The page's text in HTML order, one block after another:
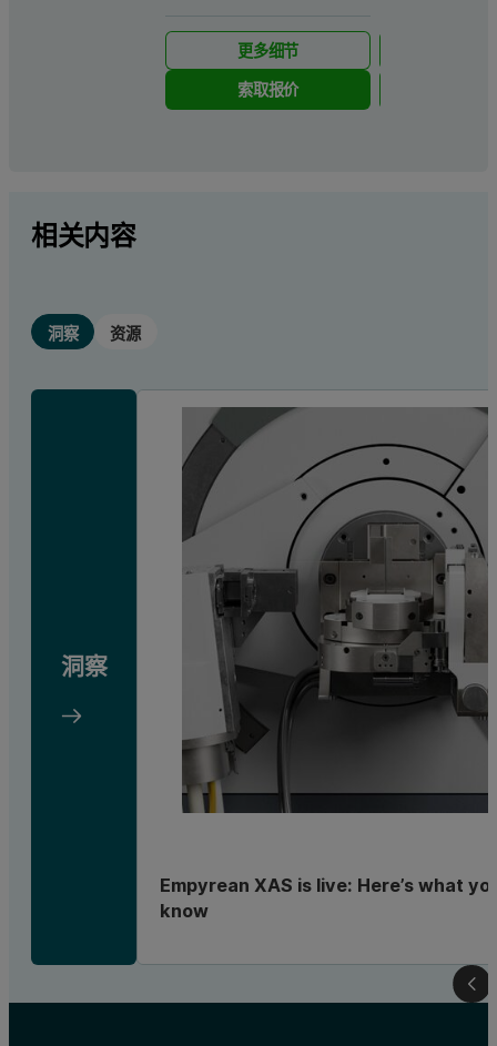
更多细节
索取报价
相关内容
洞察 资源
洞察
Empyrean XAS is live: Here’s what
know